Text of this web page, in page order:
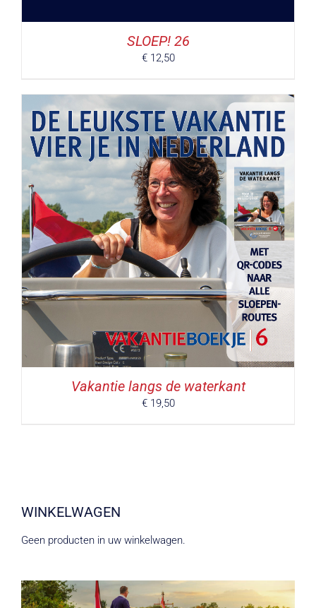
SLOEP! 26
€12,50
Vakantie langs de waterkant
€19,50
WINKELWAGEN
Geen producten in uw winkelwagen.